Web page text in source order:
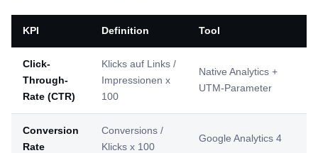
KPI Definition Tool
Click-
Through-
Rate (CTR)
Klicks auf Links /
Impressionen x
100
Native Analytics +
UTM-Parameter
Conversion
Rate
Conversions /
Klicks x 100
Google Analytics 4